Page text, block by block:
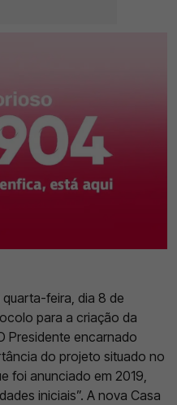
feira, dia 8 de
para a criação da
Presidente encarnado
do projeto situado no
foi anunciado em 2019,
iniciais”. A nova Casa